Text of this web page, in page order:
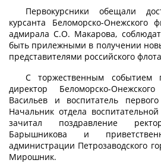
Первокурсники обещали
курсанта Беломорско-
адмирала С.О. Макарова,
быть прилежными в получении
представителями российского
С торжественным событием
директор Беломорско-
Васильев и воспитатель
Начальник отдела
зачитал поздравление
Барышникова и
администрации Петрозаводского
Мирошник.